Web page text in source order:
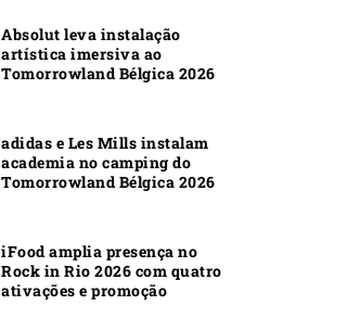
Absolut leva instalação
artística imersiva ao
Tomorrowland Bélgica 2026
adidas e Les Mills instalam
academia no camping do
Tomorrowland Bélgica 2026
iFood amplia presença no
Rock in Rio 2026 com quatro
ativações e promoção